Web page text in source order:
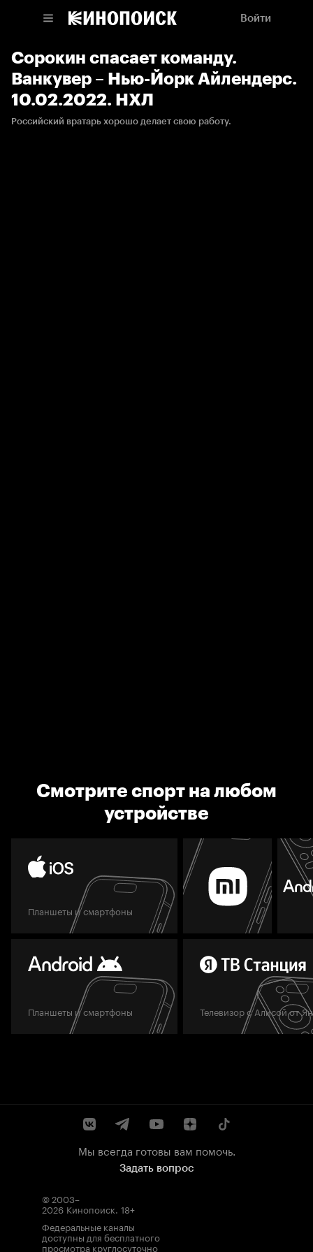
Войти
Сорокин спасает команду.
Ванкувер – Нью-Йорк Айлендерс.
10.02.2022. НХЛ
Российский вратарь хорошо делает свою работу.
Смотрите спорт на любом
устройстве
Планшеты и смартфоны
Планшеты и смартфоны Телевизор с Алисой от
Мы всегда готовы вам помочь.
Задать вопрос
© 2003–
2026 Кинопоиск. 18+
Федеральные каналы
доступны для бесплатного
просмотра круглосуточно